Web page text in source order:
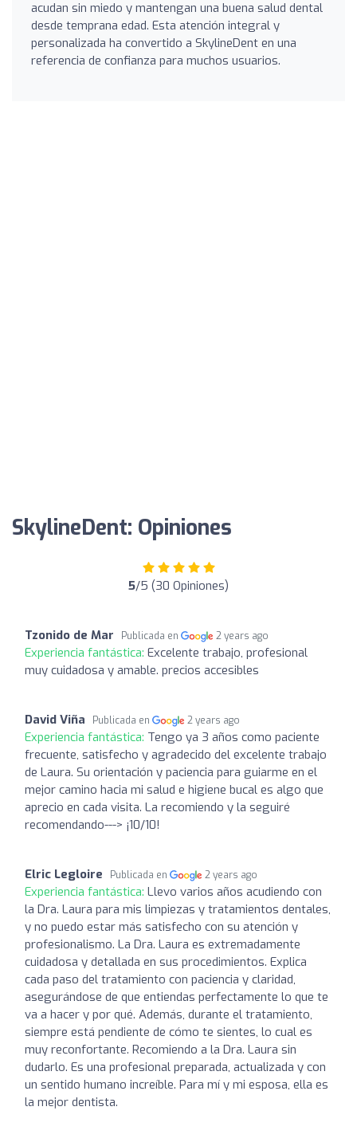
acudan sin miedo y mantengan una buena salud dental
desde temprana edad. Esta atención integral y
personalizada ha convertido a SkylineDent en una
referencia de confianza para muchos usuarios.
SkylineDent: Opiniones
5/5 (30 Opiniones)
Tzonido de Mar Publicada en 2 years ago
Experiencia fantástica: Excelente trabajo, profesional
muy cuidadosa y amable. precios accesibles
David Viña Publicada en 2 years ago
Experiencia fantástica: Tengo ya 3 años como paciente
frecuente, satisfecho y agradecido del excelente trabajo
de Laura. Su orientación y paciencia para guiarme en el
mejor camino hacia mi salud e higiene bucal es algo que
aprecio en cada visita. La recomiendo y la seguiré
recomendando---> ¡10/10!
Elric Legloire Publicada en 2 years ago
Experiencia fantástica: Llevo varios años acudiendo con
la Dra. Laura para mis limpiezas y tratamientos dentales,
y no puedo estar más satisfecho con su atención y
profesionalismo. La Dra. Laura es extremadamente
cuidadosa y detallada en sus procedimientos. Explica
cada paso del tratamiento con paciencia y claridad,
asegurándose de que entiendas perfectamente lo que te
va a hacer y por qué. Además, durante el tratamiento,
siempre está pendiente de cómo te sientes, lo cual es
muy reconfortante. Recomiendo a la Dra. Laura sin
dudarlo. Es una profesional preparada, actualizada y con
un sentido humano increíble. Para mí y mi esposa, ella es
la mejor dentista.